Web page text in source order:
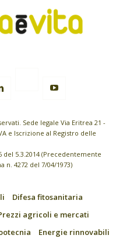
Sede legale Via Eritrea 21 -
e Iscrizione al Registro delle
5.3.2014 (Precedentemente
n. 4272 del 7/04/1973)
Difesa fitosanitaria
agricoli e mercati
Energie rinnovabili